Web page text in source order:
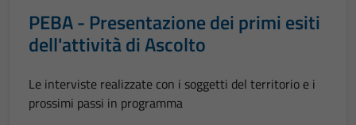
PEBA - Presentazione dei primi esiti
dell'attività di Ascolto
Le interviste realizzate con i soggetti del territorio e i
prossimi passi in programma